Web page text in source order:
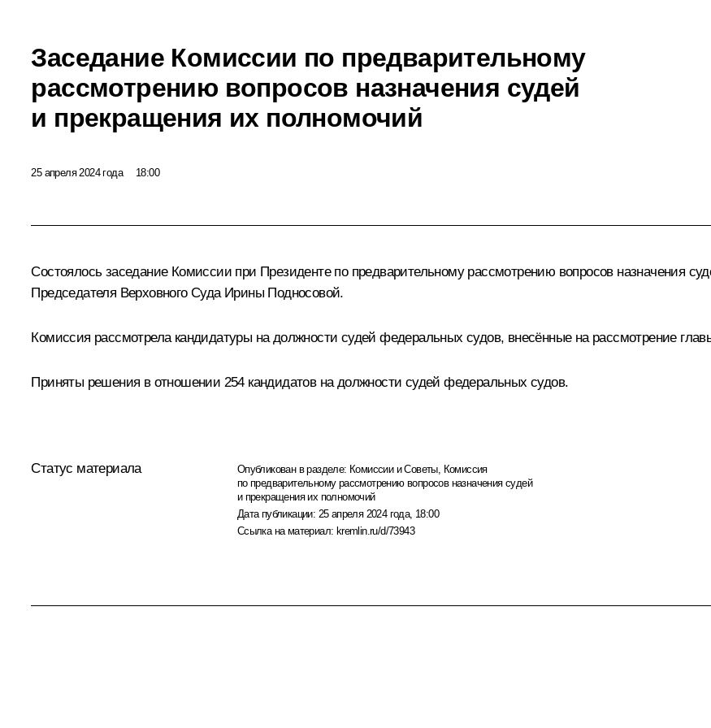
Заседание Комиссии по предварительному
рассмотрению вопросов назначения судей
и прекращения их полномочий
25 апреля 2024 года 18:00
Состоялось заседание Комиссии при Президенте по предварительному рассмотрению вопросов назначения
Председателя Верховного Суда Ирины Подносовой.
Комиссия рассмотрела кандидатуры на должности судей федеральных судов, внесённые на рассмотрение
Приняты решения в отношении 254 кандидатов на должности судей федеральных судов.
Статус материала Опубликован в разделе: Комиссии и Советы, Комиссия
по предварительному рассмотрению вопросов назначения судей
и прекращения их полномочий
Дата публикации: 25 апреля 2024 года, 18:00
Ссылка на материал: kremlin.ru/d/73943